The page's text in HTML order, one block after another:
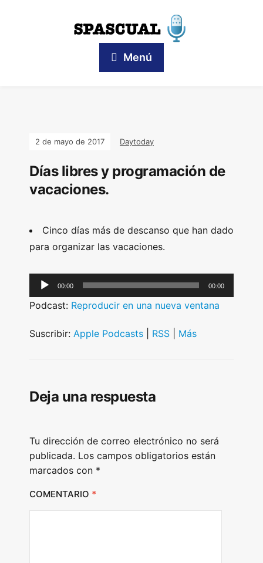
Menú
2 de mayo de 2017 Daytoday
Días libres y programación de
vacaciones.
Cinco días más de descanso que han dado
para organizar las vacaciones.
u
i
a
r
00:00 00:00
Podcast: Reproducir en una nueva ventana
Suscribir: Apple Podcasts RSS Más
Deja una respuesta
Tu dirección de correo electrónico no será
publicada. Los campos obligatorios están
marcados con *
COMENTARIO *